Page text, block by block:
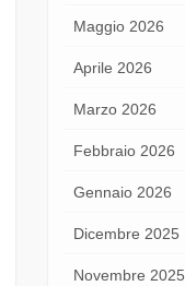
Maggio 2026
Aprile 2026
Marzo 2026
Febbraio 2026
Gennaio 2026
Dicembre 2025
Novembre 2025